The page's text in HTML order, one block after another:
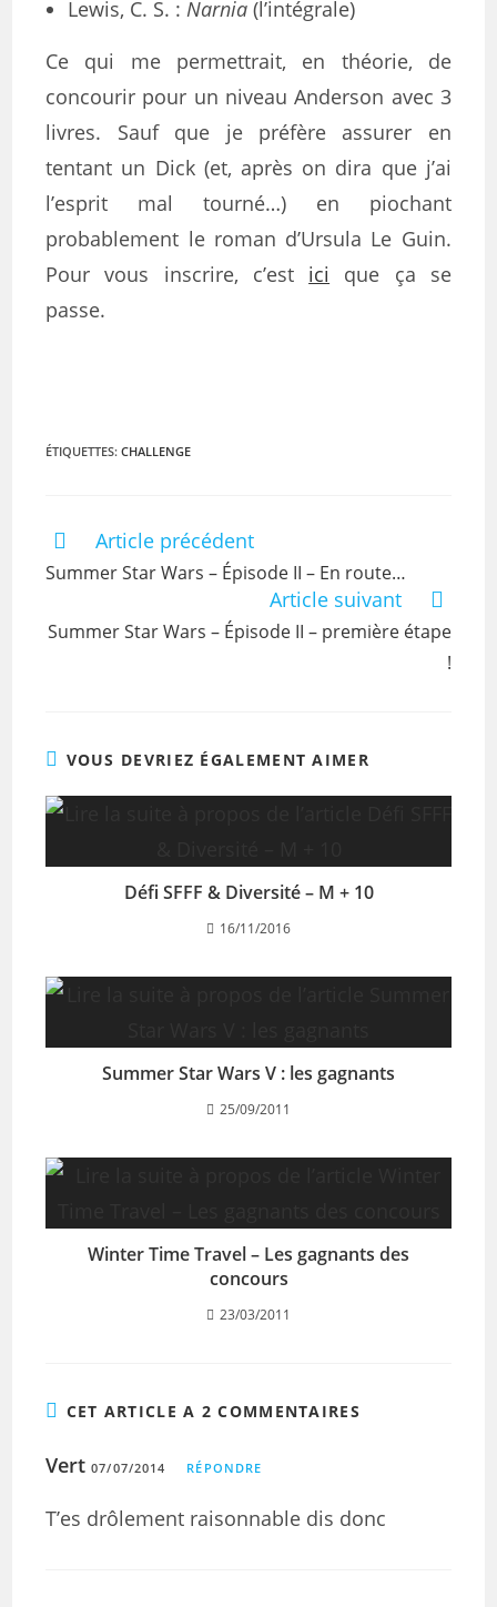
Lewis, C. S. :Narnia (l’intégrale)
Ce qui me permettrait, en théorie, de
concourir pour un niveau Anderson avec 3
livres. Sauf que je préfère assurer en
tentant un Dick (et, après on dira que j’ai
l’esprit mal tourné…) en piochant
probablement le roman d’Ursula Le Guin.
Pour vous inscrire, c’est ici que ça se
passe.
ÉTIQUETTES:CHALLENGE
Article précédent
Summer Star Wars – Épisode II – En route…
Article suivant
Summer Star Wars – Épisode II – première étape
!
VOUS DEVRIEZ ÉGALEMENT AIMER
Défi SFFF & Diversité – M + 10
16/11/2016
Summer Star Wars V : les gagnants
25/09/2011
Winter Time Travel – Les gagnants des
concours
23/03/2011
CET ARTICLE A 2 COMMENTAIRES
Vert 07/07/2014 RÉPONDRE
T’es drôlement raisonnable dis donc